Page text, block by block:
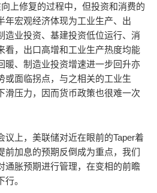
上修复的过程中，但投资和消费的
年宏观经济体现为工业生产、出
造业投资、基建投资低位运行、消
看，出口高增和工业生产热度均能
暖、制造业投资增速进一步回升亦
或面临拐点，与之相关的工业生
滑压力，因而货币政策也很难一次
议上，美联储对近在眼前的Taper着
前加息的预期反倒成为重点，我们
通胀预期进行管理，在变相的前瞻
。